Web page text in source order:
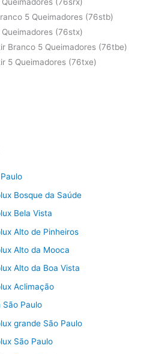
5 Queimadores (76stb)
(76stx)
Branco 5 Queimadores (76tbe)
5 Queimadores (76txe)
Bosque da Saúde
Bela Vista
Alto de Pinheiros
Alto da Mooca
Alto da Boa Vista
Aclimação
Paulo
grande São Paulo
São Paulo